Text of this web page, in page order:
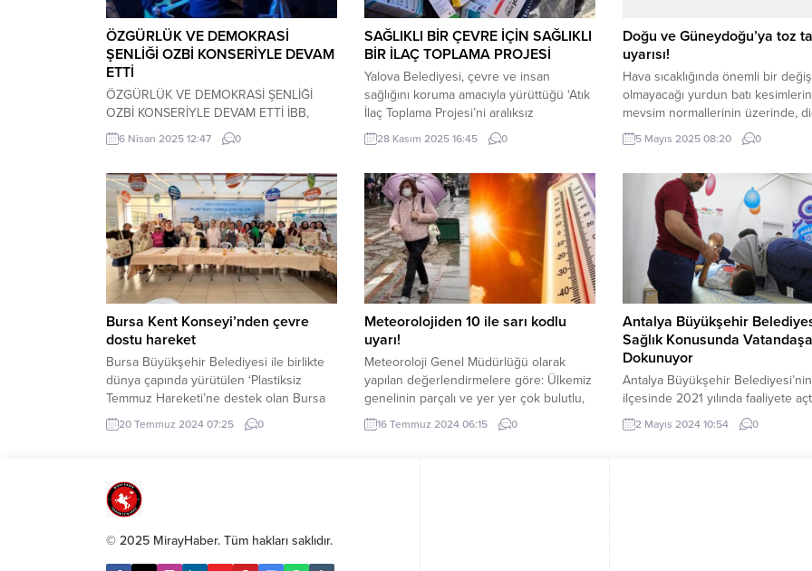
ÖZGÜRLÜK VE DEMOKRASİ
ŞENLİĞİ OZBİ KONSERİYLE DEVAM
ETTİ
ÖZGÜRLÜK VE DEMOKRASİ ŞENLİĞİ
OZBİ KONSERİYLE DEVAM ETTİ İBB,
‘Özgürlük ve Demokrasi Şenliği’yle
İstanbulluları ağırlamayı sürdürüyor. Dün
süren çocuk etkinlikleri, akşam
saatlerinde ise Ozbi konseri ile Cengiz
Özdemir ve Önder Kaya’nın ‘Sur İçinde
Bayram’ konulu söyleşisiyle devam etti.
Toplamda 9 gün sürmesi planlanan
Özgürlük ve Demokrasi...
6 Nisan 2025 12:47 0
SAĞLIKLI BİR ÇEVRE İÇİN SAĞLIKLI
BİR İLAÇ TOPLAMA PROJESİ
Yalova Belediyesi, çevre ve insan
sağlığını koruma amacıyla yürüttüğü ‘Atık
İlaç Toplama Projesi’ni aralıksız
sürdürüyor. Vatandaşlar, kullanılmayan
veya son kullanma tarihi geçmiş ilaçlarını
doğaya ve toplum sağlığına katkı sağlıyor.
Evlerde biriken atık ilaçlar, yanlış şekilde
imha edildiğinde hem çevreye hem de
insan sağlığına ciddi zararlar...
28 Kasım 2025 16:45 0
Doğu ve Güneydoğu’ya toz
uyarısı!
Hava sıcaklığında önemli bir
olmayacağı yurdun batı
mevsim normallerinin üzerinde,
yerlerde mevsim normalleri
seyretmesi bekleniyor. Doğu
uyarısı geldi. ANKARA (İGFA) –
Meteoroloji Genel Müdürlüğü, 5
Pazartesi gününe ilişkin günlük
tahmin raporunu yayımladı. Buna
Türkiye genelinin...
5 Mayıs 2025 08:20 0
Bursa Kent Konseyi’nden çevre
dostu hareket
Bursa Büyükşehir Belediyesi ile birlikte
dünya çapında yürütülen ‘Plastiksiz
Temmuz Hareketi’ne destek olan Bursa
Kent Konseyi, bez çanta tasarım atölyesi
ile daha temiz bir doğa için harekete
plastikler, çevresel kirliliğin en önemli
kaynaklarından biri olarak gösteriliyor.
20 Temmuz 2024 07:25 0
Meteorolojiden 10 ile sarı kodlu
uyarı!
Meteoroloji Genel Müdürlüğü olarak
yapılan değerlendirmelere göre: Ülkemiz
genelinin parçalı ve yer yer çok bulutlu,
Ege’nin güneydoğusu, Batı Akdeniz’in iç
kesimleri ile Doğu Akdeniz’in Toroslar
Karadeniz’in iç kesimleri ile Sinop ve
Samsun çevreleri ve Doğu Anadolu’nun
kuzeyinin yerel sağanak ve gök gürültülü
sağanak yağışlı geçeceği tahmin...
16 Temmuz 2024 06:15 0
Antalya Büyükşehir
Sağlık Konusunda Vatandaşa
Dokunuyor
Antalya Büyükşehir
ilçesinde 2021 yılında faaliyete
sağlık merkezi 3 yılda on binlerce
vatandaşa ücretsiz hizmet verdi.
2 Mayıs 2024 10:54 0
© 2025 MirayHaber. Tüm hakları saklıdır.